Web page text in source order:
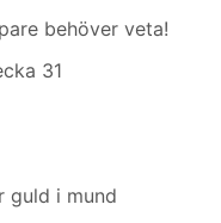
behöver veta!
31
guld i mund